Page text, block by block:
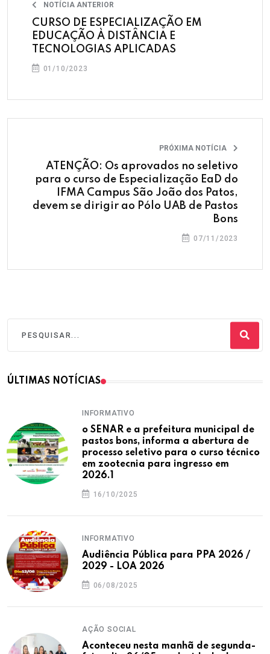
NOTÍCIA ANTERIOR
CURSO DE ESPECIALIZAÇÃO EM
EDUCAÇÃO À DISTÂNCIA E
TECNOLOGIAS APLICADAS
01/10/2023
PRÓXIMA NOTÍCIA
ATENÇÃO: Os aprovados no seletivo
para o curso de Especialização EaD do
IFMA Campus São João dos Patos,
devem se dirigir ao Pólo UAB de Pastos
Bons
07/11/2023
ÚLTIMAS NOTÍCIAS
INFORMATIVO
o SENAR e a prefeitura municipal de
pastos bons, informa a abertura de
processo seletivo para o curso técnico
em zootecnia para ingresso em
2026.1
16/10/2025
INFORMATIVO
Audiência Pública para PPA 2026 /
2029 - LOA 2026
06/08/2025
AÇÃO SOCIAL
Aconteceu nesta manhã de segunda-